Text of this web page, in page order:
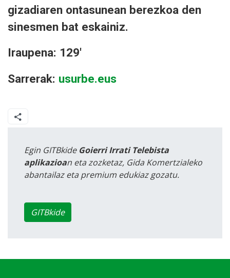
gizadiaren ontasunean berezkoa den
sinesmen bat eskainiz.
Iraupena: 129'
Sarrerak: usurbe.eus
Egin GITBkide Goierri Irrati Telebista
aplikazioan eta zozketaz, Gida Komertzialeko
abantailaz eta premium edukiaz gozatu.
GITBkide